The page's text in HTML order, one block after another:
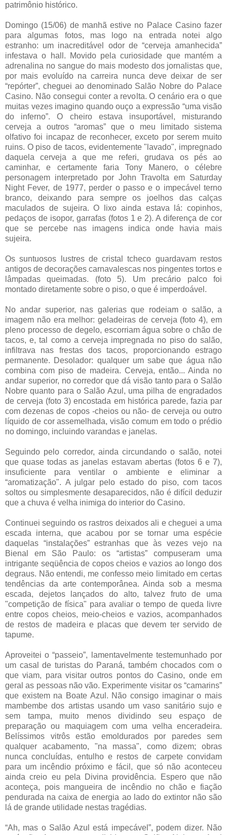
patrimônio histórico.
Domingo (15/06) de manhã estive no Palace Casino fazer
para algumas fotos, mas logo na entrada notei algo
estranho: um inacreditável odor de “cerveja amanhecida”
infestava o hall. Movido pela curiosidade que mantém a
adrenalina no sangue do mais modesto dos jornalistas que,
por mais evoluído na carreira nunca deve deixar de ser
“repórter”, cheguei ao denominado Salão Nobre do Palace
Casino. Não consegui conter a revolta. O cenário era o que
muitas vezes imagino quando ouço a expressão “uma visão
do inferno”. O cheiro estava insuportável, misturando
cerveja a outros “aromas” que o meu limitado sistema
olfativo foi incapaz de reconhecer, exceto por serem muito
ruins. O piso de tacos, evidentemente "lavado", impregnado
daquela cerveja a que me referi, grudava os pés ao
caminhar, e certamente faria Tony Manero, o célebre
personagem interpretado por John Travolta em Saturday
Night Fever, de 1977, perder o passo e o impecável terno
branco, deixando para sempre os joelhos das calças
maculados de sujeira. O lixo ainda estava lá: copinhos,
pedaços de isopor, garrafas (fotos 1 e 2). A diferença de cor
que se percebe nas imagens indica onde havia mais
sujeira.
Os suntuosos lustres de cristal tcheco guardavam restos
antigos de decorações carnavalescas nos pingentes tortos e
lâmpadas queimadas. (foto 5). Um precário palco foi
montado diretamente sobre o piso, o que é imperdoável.
No andar superior, nas galerias que rodeiam o salão, a
imagem não era melhor: geladeiras de cerveja (foto 4), em
pleno processo de degelo, escorriam água sobre o chão de
tacos, e, tal como a cerveja impregnada no piso do salão,
infiltrava nas frestas dos tacos, proporcionando estrago
permanente. Desolador: qualquer um sabe que água não
combina com piso de madeira. Cerveja, então... Ainda no
andar superior, no corredor que dá visão tanto para o Salão
Nobre quanto para o Salão Azul, uma pilha de engradados
de cerveja (foto 3) encostada em histórica parede, fazia par
com dezenas de copos -cheios ou não- de cerveja ou outro
líquido de cor assemelhada, visão comum em todo o prédio
no domingo, incluindo varandas e janelas.
Seguindo pelo corredor, ainda circundando o salão, notei
que quase todas as janelas estavam abertas (fotos 6 e 7),
insuficiente para ventilar o ambiente e eliminar a
“aromatização". A julgar pelo estado do piso, com tacos
soltos ou simplesmente desaparecidos, não é difícil deduzir
que a chuva é velha inimiga do interior do Casino.
Continuei seguindo os rastros deixados ali e cheguei a uma
escada interna, que acabou por se tornar uma espécie
daquelas “instalações” estranhas que às vezes vejo na
Bienal em São Paulo: os “artistas” compuseram uma
intrigante seqüência de copos cheios e vazios ao longo dos
degraus. Não entendi, me confesso meio limitado em certas
tendências da arte contemporânea. Ainda sob a mesma
escada, dejetos lançados do alto, talvez fruto de uma
"competição de física" para avaliar o tempo de queda livre
entre copos cheios, meio-cheios e vazios, acompanhados
de restos de madeira e placas que devem ter servido de
tapume.
Aproveitei o “passeio”, lamentavelmente testemunhado por
um casal de turistas do Paraná, também chocados com o
que viam, para visitar outros pontos do Casino, onde em
geral as pessoas não vão. Experimente visitar os “camarins”
que existem na Boate Azul. Não consigo imaginar o mais
mambembe dos artistas usando um vaso sanitário sujo e
sem tampa, muito menos dividindo seu espaço de
preparação ou maquiagem com uma velha enceradeira.
Belíssimos vitrôs estão emoldurados por paredes sem
qualquer acabamento, "na massa", como dizem; obras
nunca concluídas, entulho e restos de carpete convidam
para um incêndio próximo e fácil, que só não aconteceu
ainda creio eu pela Divina providência. Espero que não
aconteça, pois mangueira de incêndio no chão e fiação
pendurada na caixa de energia ao lado do extintor não são
lá de grande utilidade nestas tragédias.
“Ah, mas o Salão Azul está impecável”, podem dizer. Não